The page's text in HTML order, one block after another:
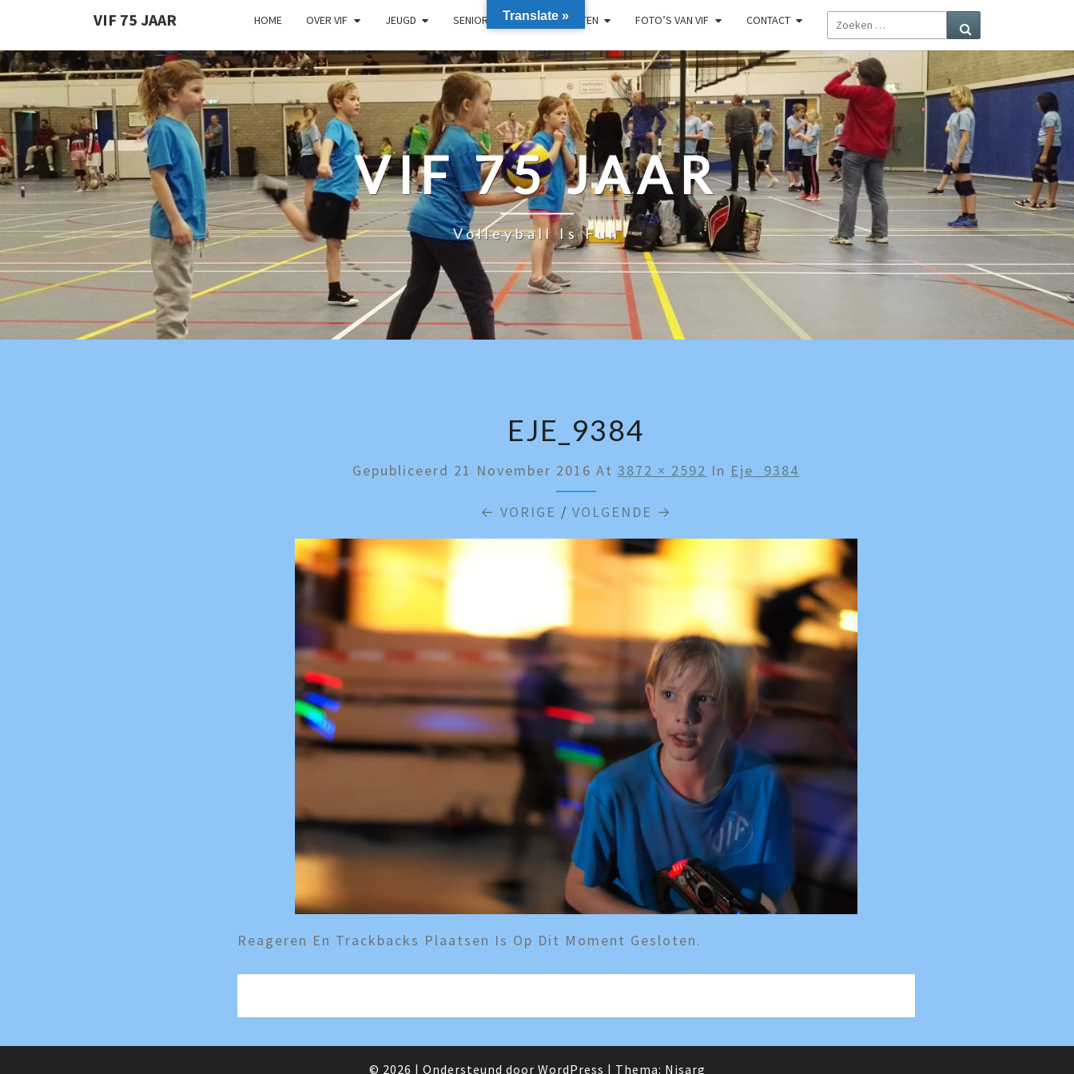
VIF 75 JAAR HOME OVER VIF JEUGD SENIOREN RECREANTEN FOTO’S VAN VIF CONTACT
ZOEKEN
NAAR:
VIF 75 JAAR
Volleyball Is Fun
EJE_9384
Gepubliceerd 21 November 2016 At3872 × 2592 In Eje_9384
← VORIGE / VOLGENDE →
Reageren En Trackbacks Plaatsen Is Op Dit Moment Gesloten.
© 2026 | Ondersteund door WordPress | Thema: Nisarg
Translate »